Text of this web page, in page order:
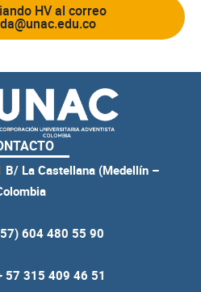
HV al correo
La Castellana (Medellín –
604 480 55 90
57 315 409 46 51